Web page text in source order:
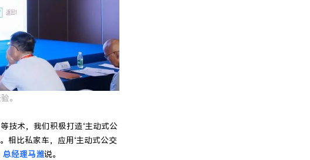
。
技术，我们积极打造‘主动式公
相比私家车，应用‘主动式公交
总经理马潍说。